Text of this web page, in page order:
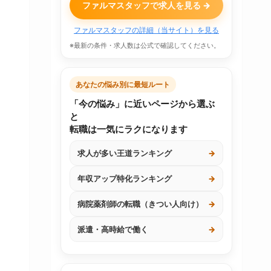
ファルマスタッフで求人を見る →
ファルマスタッフの詳細（当サイト）を見る
※最新の条件・求人数は公式で確認してください。
あなたの悩み別に最短ルート
「今の悩み」に近いページから選ぶ
と
転職は一気にラクになります
求人が多い王道ランキング →
年収アップ特化ランキング →
病院薬剤師の転職（きつい人向け） →
派遣・高時給で働く →